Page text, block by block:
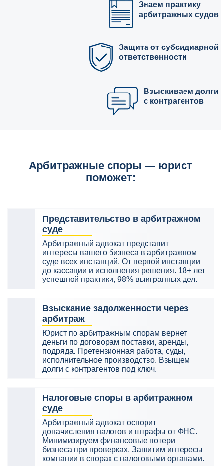
Знаем практику
арбитражных судов
Защита от субсидиарной
ответственности
Взыскиваем долги
с контрагентов
Арбитражные споры — юрист
поможет:
Представительство в арбитражном
суде
Арбитражный адвокат представит
интересы вашего бизнеса в арбитражном
суде всех инстанций. От первой инстанции
до кассации и исполнения решения. 18+ лет
успешной практики, 98% выигранных дел.
Взыскание задолженности через
арбитраж
Юрист по арбитражным спорам вернет
деньги по договорам поставки, аренды,
подряда. Претензионная работа, суды,
исполнительное производство. Взыщем
долги с контрагентов под ключ.
Налоговые споры в арбитражном
суде
Арбитражный адвокат оспорит
доначисления налогов и штрафы от ФНС.
Минимизируем финансовые потери
бизнеса при проверках. Защитим интересы
компании в спорах с налоговыми органами.